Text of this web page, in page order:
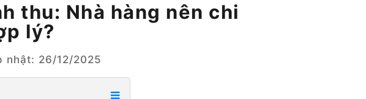
thu: Nhà hàng nên chi
lý?
nhật: 26/12/2025